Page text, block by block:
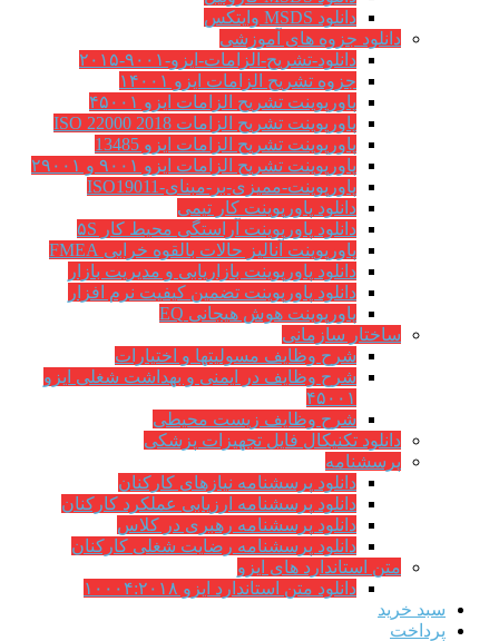
دانلود MSDS وایتکس
دانلود جزوه های آموزشی
دانلود-تشریح-الزامات-ایزو-۹۰۰۱-۲۰۱۵
جزوه تشریح الزامات ایزو ۱۴۰۰۱
پاورپوینت تشریح الزامات ایزو ۴۵۰۰۱
پاورپوینت تشریح الزامات ISO 22000 2018
پاورپوینت تشریح الزامات ایزو 13485
پاورپوینت تشریح الزامات ایزو ۹۰۰۱ و ۲۹۰۰۱
پاورپوینت-ممیزی-بر-مبنای-ISO19011
دانلود پاورپوینت کار تیمی
دانلود پاورپوینت آراستگی محیط کار ۵S
پاورپوینت آنالیز حالات بالقوه خرابی FMEA
دانلود پاورپوینت بازاریابی و مدیریت بازار
دانلود پاورپوینت تضمین کیفیت نرم افزار
پاورپوینت هوش هیجانی EQ
ساختار سازمانی
شرح وظايف مسوليتها و اختيارات
شرح وظایف در ایمنی و بهداشت شغلی ایزو
۴۵۰۰۱
شرح وظایف زیست محیطی
دانلود تکنیکال فایل تجهیزات پزشکی
پرسشنامه
دانلود پرسشنامه نیازهای کارکنان
دانلود پرسشنامه ارزیابی عملکرد کارکنان
دانلود پرسشنامه رهبری در کلاس
دانلود پرسشنامه رضایت شغلی کارکنان
متن استاندارد های ایزو
دانلود متن استاندارد ایزو ۱۰۰۰۴:۲۰۱۸
سبد خرید
پرداخت